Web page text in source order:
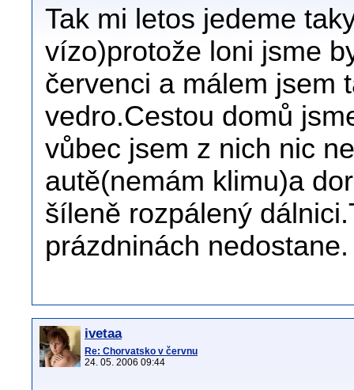
Tak mi letos jedeme
vízo)protože loni jsme
červenci a málem jsem
vedro.Cestou domů
vůbec jsem z nich nic
autě(nemám klimu)a
šíleně rozpálený
prázdninách nedostane.
ivetaa
Re: Chorvatsko v červnu
24. 05. 2006 09:44